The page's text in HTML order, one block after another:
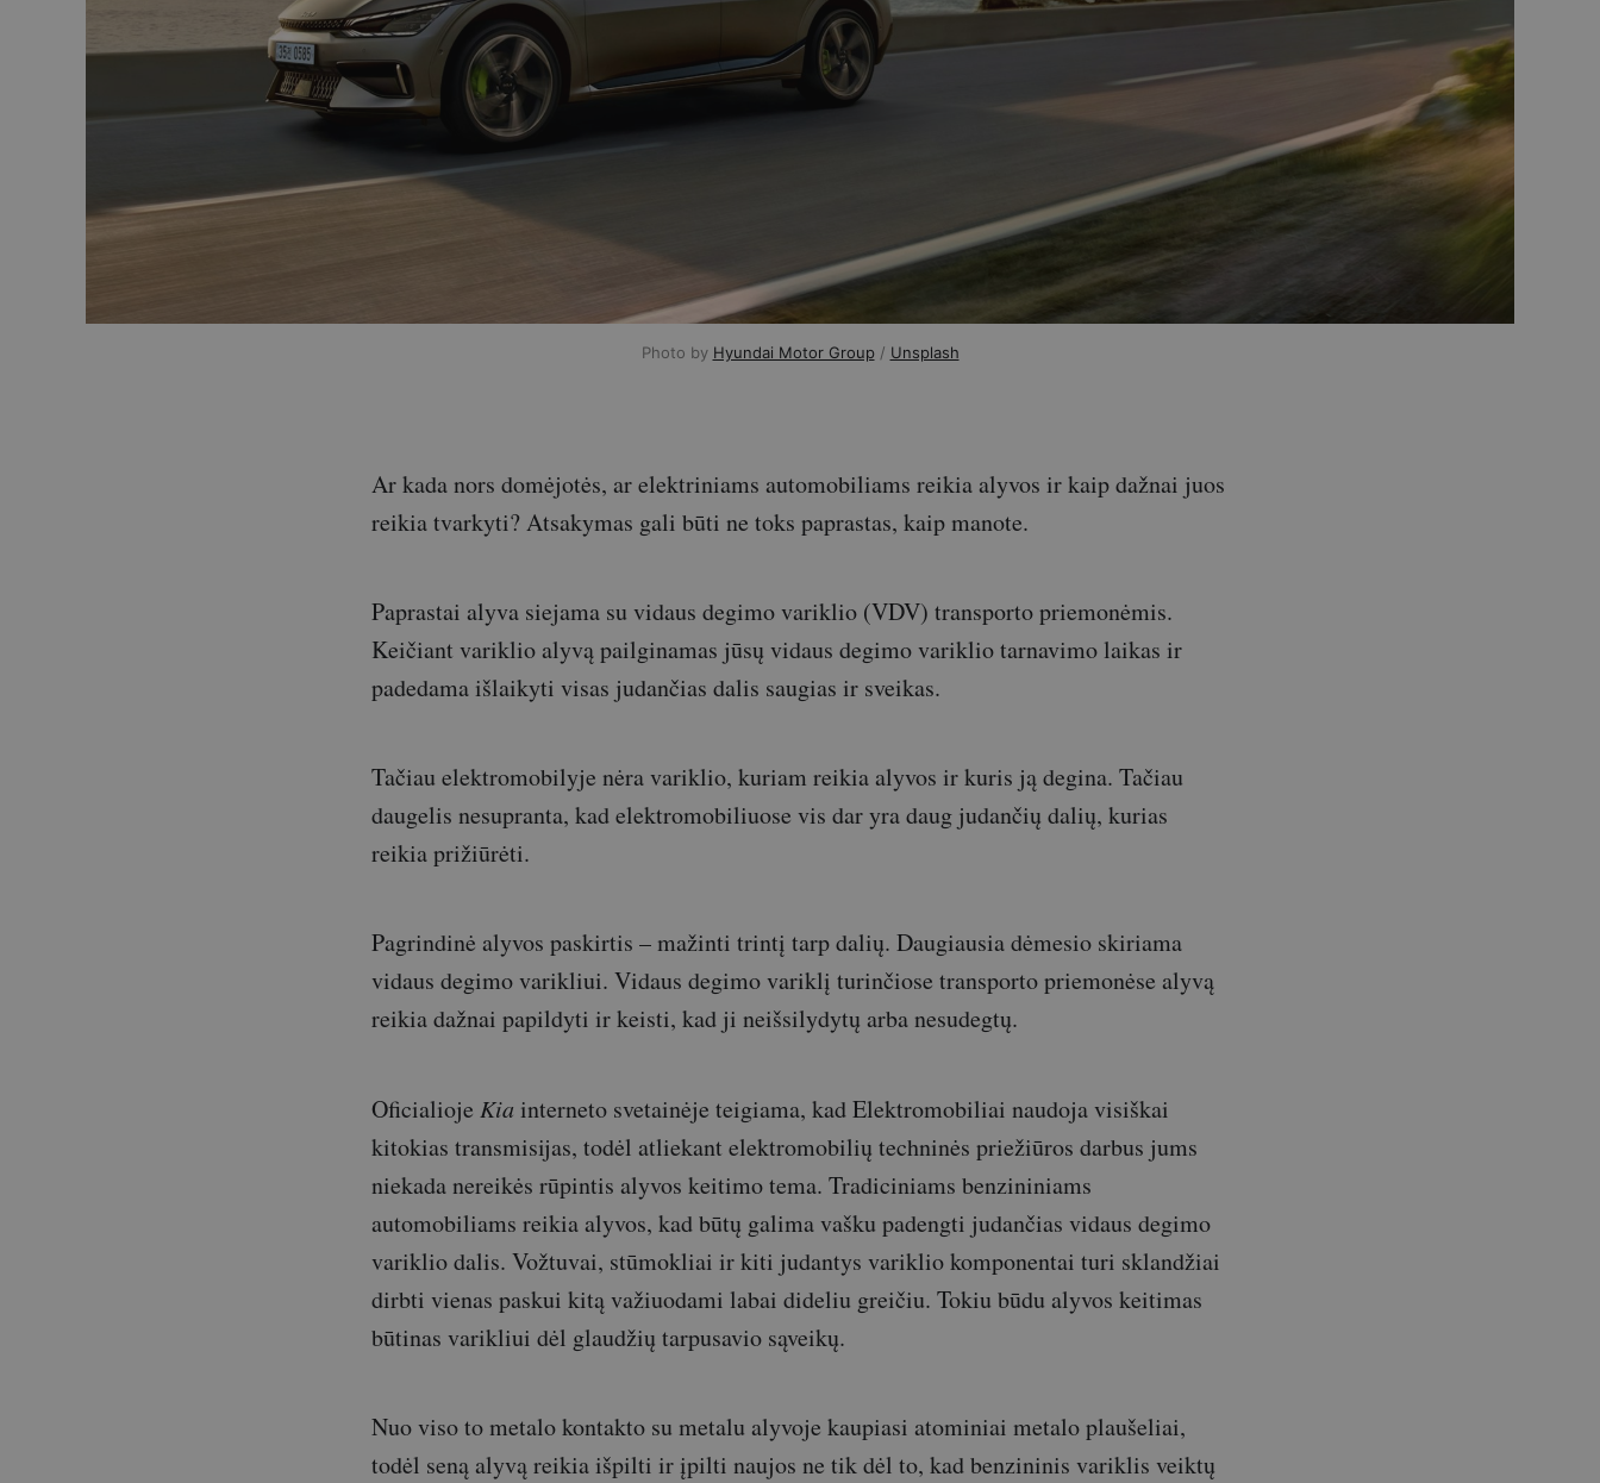
Photo by Hyundai Motor Group / Unsplash
Ar kada nors domėjotės, ar elektriniams automobiliams reikia alyvos ir kaip dažnai juos
reikia tvarkyti? Atsakymas gali būti ne toks paprastas, kaip manote.
Paprastai alyva siejama su vidaus degimo variklio (VDV) transporto priemonėmis.
Keičiant variklio alyvą pailginamas jūsų vidaus degimo variklio tarnavimo laikas ir
padedama išlaikyti visas judančias dalis saugias ir sveikas.
Tačiau elektromobilyje nėra variklio, kuriam reikia alyvos ir kuris ją degina. Tačiau
daugelis nesupranta, kad elektromobiliuose vis dar yra daug judančių dalių, kurias
reikia prižiūrėti.
Pagrindinė alyvos paskirtis – mažinti trintį tarp dalių. Daugiausia dėmesio skiriama
vidaus degimo varikliui. Vidaus degimo variklį turinčiose transporto priemonėse alyvą
reikia dažnai papildyti ir keisti, kad ji neišsilydytų arba nesudegtų.
Oficialioje Kia interneto svetainėje teigiama, kad Elektromobiliai naudoja visiškai
kitokias transmisijas, todėl atliekant elektromobilių techninės priežiūros darbus jums
niekada nereikės rūpintis alyvos keitimo tema. Tradiciniams benzininiams
automobiliams reikia alyvos, kad būtų galima vašku padengti judančias vidaus degimo
variklio dalis. Vožtuvai, stūmokliai ir kiti judantys variklio komponentai turi sklandžiai
dirbti vienas paskui kitą važiuodami labai dideliu greičiu. Tokiu būdu alyvos keitimas
būtinas varikliui dėl glaudžių tarpusavio sąveikų.
Nuo viso to metalo kontakto su metalu alyvoje kaupiasi atominiai metalo plaušeliai,
todėl seną alyvą reikia išpilti ir įpilti naujos ne tik dėl to, kad benzininis variklis veiktų